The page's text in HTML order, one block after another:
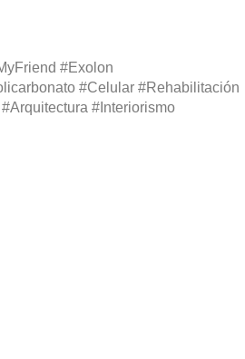
#Exolon
#Celular #Rehabilitación
#Interiorismo